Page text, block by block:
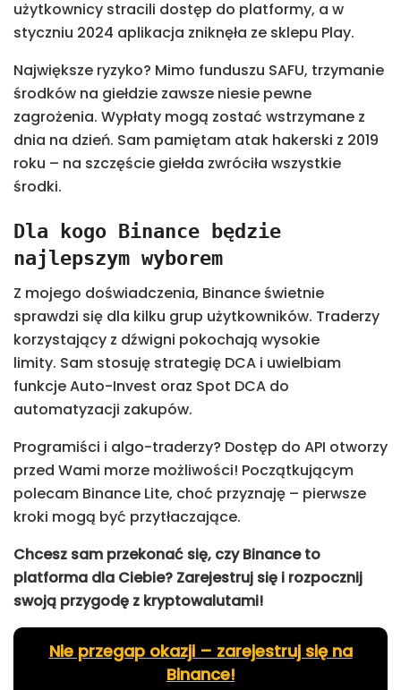
użytkownicy stracili dostęp do platformy, a w
styczniu 2024 aplikacja zniknęła ze sklepu Play.
Największe ryzyko? Mimo funduszu SAFU, trzymanie
środków na giełdzie zawsze niesie pewne
zagrożenia. Wypłaty mogą zostać wstrzymane z
dnia na dzień. Sam pamiętam atak hakerski z 2019
roku – na szczęście giełda zwróciła wszystkie
środki.
Dla kogo Binance będzie
najlepszym wyborem
Z mojego doświadczenia, Binance świetnie
sprawdzi się dla kilku grup użytkowników. Traderzy
korzystający z dźwigni pokochają wysokie
limity. Sam stosuję strategię DCA i uwielbiam
funkcje Auto-Invest oraz Spot DCA do
automatyzacji zakupów.
Programiści i algo-traderzy? Dostęp do API otworzy
przed Wami morze możliwości! Początkującym
polecam Binance Lite, choć przyznaję – pierwsze
kroki mogą być przytłaczające.
Chcesz sam przekonać się, czy Binance to
platforma dla Ciebie? Zarejestruj się i rozpocznij
swoją przygodę z kryptowalutami!
Nie przegap okazji – zarejestruj się na
Binance!